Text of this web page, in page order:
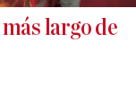
largo de